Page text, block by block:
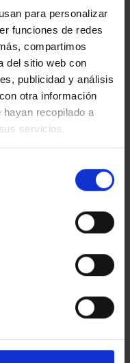
para personalizar
funciones de redes
compartimos
del sitio web con
publicidad y análisis
otra información
recopilado a
servicios.
CASTILLOS -
ALHAMBRA DE
GRANADA
16,94 €
Hª FERROCARRIL -
TALGO II